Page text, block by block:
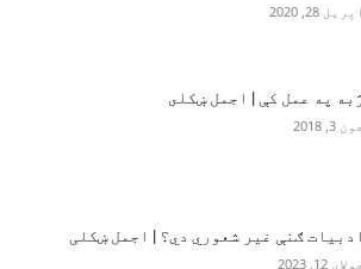
اپریل 28, 2020
ژبه په عمل کې | اجمل ښکلى
3, 2018
ادبيات ګنې غير شعوري دي؟ | اجمل ښکلی
12, 2023